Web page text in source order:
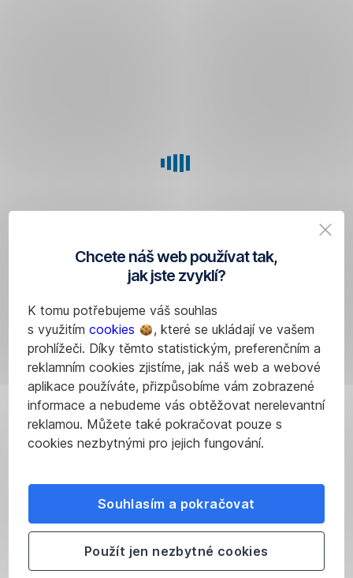
Chcete náš web používat tak,
jak jste zvyklí?
K tomu potřebujeme váš souhlas
s využitím cookies
, které se ukládají ve vašem
prohlížeči. Díky těmto statistickým, preferenčním a
reklamním cookies zjistíme, jak náš web a webové
aplikace používáte, přizpůsobíme vám zobrazené
informace a nebudeme vás obtěžovat nerelevantní
reklamou. Můžete také pokračovat pouze s
cookies nezbytnými pro jejich fungování.
Souhlasím a pokračovat
Použít jen nezbytné cookies
Péče
osobu